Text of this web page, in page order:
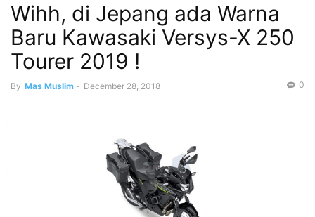
Wihh, di Jepang ada Warna
Baru Kawasaki Versys-X 250
Tourer 2019 !
By Mas Muslim - December 28, 2018 0